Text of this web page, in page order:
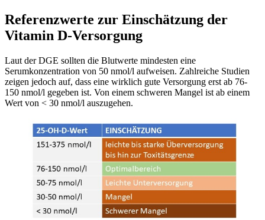
Referenzwerte zur Einschätzung der
Vitamin D-Versorgung
Laut der DGE sollten die Blutwerte mindesten eine
Serumkonzentration von 50 nmol/l aufweisen. Zahlreiche Studien
zeigen jedoch auf, dass eine wirklich gute Versorgung erst ab 76-
150 nmol/l gegeben ist. Von einem schweren Mangel ist ab einem
Wert von < 30 nmol/l auszugehen.